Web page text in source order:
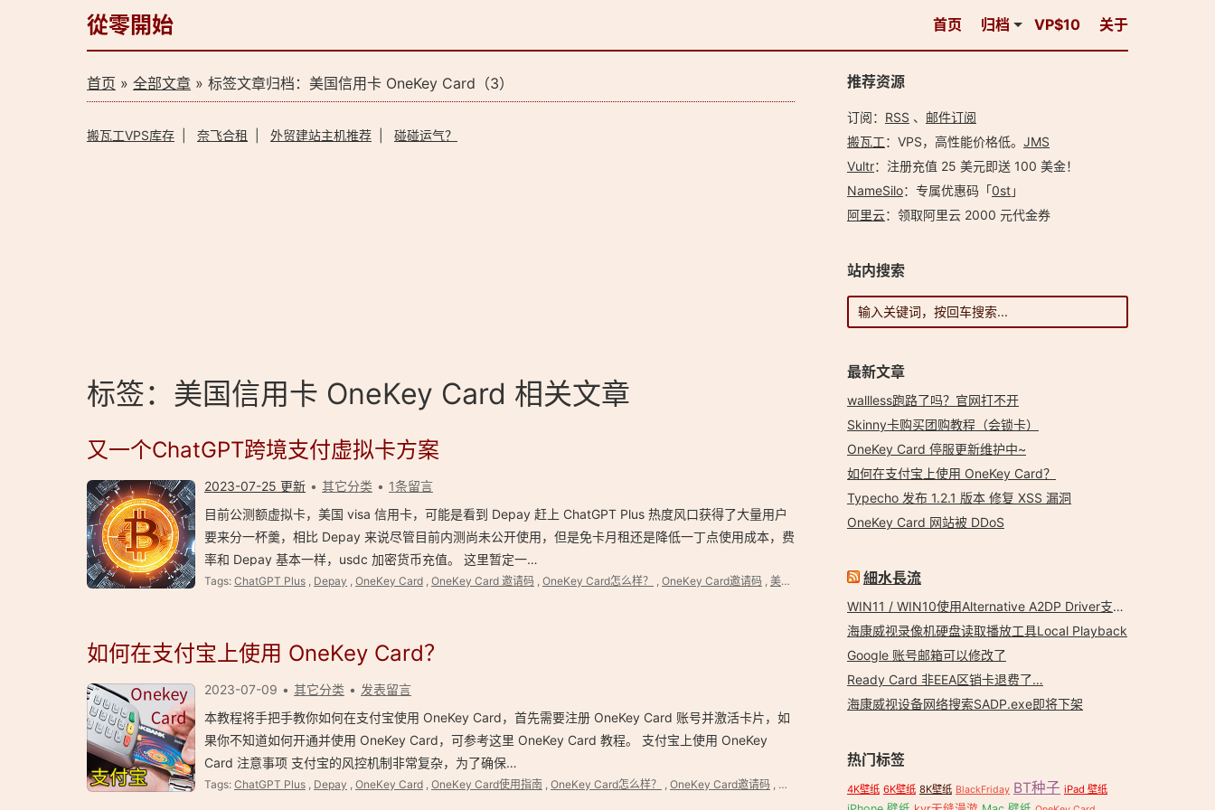
從零開始 首页 归档 VP$10 关于
首页 » 全部文章 » 标签文章归档：美国信用卡 OneKey Card（3）
搬瓦工VPS库存 奈飞合租 外贸建站主机推荐 碰碰运气？
标签：美国信用卡 OneKey Card 相关文章
又一个ChatGPT跨境支付虚拟卡方案
2023-07-25 更新 其它分类
1条留言
目前公测额虚拟卡，美国 visa 信用卡，可能是看到 Depay 赶上 ChatGPT Plus 热度风口获得了大量用户
要来分一杯羹，相比 Depay 来说尽管目前内测尚未公开使用，但是免卡月租还是降低一丁点使用成本，费
率和 Depay 基本一样，usdc 加密货币充值。 这里暂定一…
Tags: ChatGPT Plus , Depay , OneKey Card , OneKey Card 邀请码 , OneKey Card怎么样？ , OneKey Card邀请码 , 美国信用卡 美国信用卡 OneKey Card
如何在支付宝上使用 OneKey Card？
2023-07-09 其它分类
发表留言
本教程将手把手教你如何在支付宝使用 OneKey Card，首先需要注册 OneKey Card 账号并激活卡片，如
果你不知道如何开通并使用 OneKey Card，可参考这里 OneKey Card 教程。 支付宝上使用 OneKey
Card 注意事项 支付宝的风控机制非常复杂，为了确保…
Tags: ChatGPT Plus , Depay , OneKey Card , OneKey Card使用指南 , OneKey Card怎么样？ , OneKey Card邀请码 , OneKey 帮助中心,OpenAI API,美国信用卡,美国信用卡 OneKey Card
推荐资源
订阅： RSS 、 邮件订阅
搬瓦工：VPS，高性能价格低。️ JMS
Vultr：注册充值 25 美元即送 100 美金！
NameSilo：专属优惠码「0st」
阿里云：领取阿里云 2000 元代金券
站内搜索
最新文章
wallless跑路了吗？官网打不开
Skinny卡购买团购教程（会锁卡）
OneKey Card 停服更新维护中~
如何在支付宝上使用 OneKey Card？
Typecho 发布 1.2.1 版本 修复 XSS 漏洞
OneKey Card 网站被 DDoS
細水長流
WIN11 / WIN10使用Alternative A2DP Driver支持LDAC
海康威视录像机硬盘读取播放工具Local Playback
Google 账号邮箱可以修改了
Ready Card 非EEA区销卡退费了…
海康威视设备网络搜索SADP.exe即将下架
热门标签
4K壁纸 6K壁纸 8K壁纸 BlackFriday BT种子 iPad 壁纸